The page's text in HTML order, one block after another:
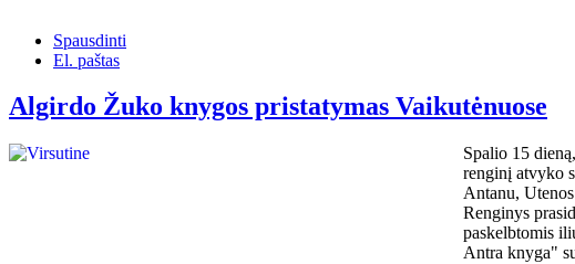
Spausdinti
El. paštas
Algirdo Žuko knygos pristatymas Vaikutėnuose
Spalio 15
renginį atvyko
Antanu,
Renginys
paskelbtomis
Antra knyga"